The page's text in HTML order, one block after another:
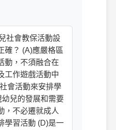
會教保活動設
確？ (A)應嚴格區
動，不須融合在
工作遊戲活動中
會活動來安排學
兒的發展和需要
，不必遷就成人
學習活動 (D)是一